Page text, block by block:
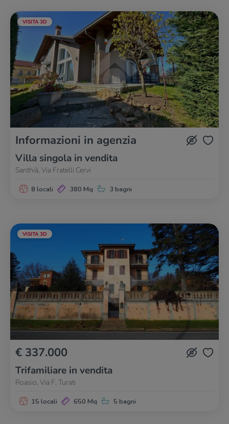
VISITA 3D
Informazioni in agenzia
Villa singola in vendita
Santhià, Via Fratelli Cervi
8 locali 380 Mq 3 bagni
VISITA 3D
€ 337.000
Trifamiliare in vendita
Roasio, Via F. Turati
15 locali 650 Mq 5 bagni